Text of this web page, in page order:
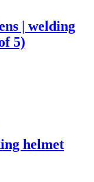
| welding
5)
helmet